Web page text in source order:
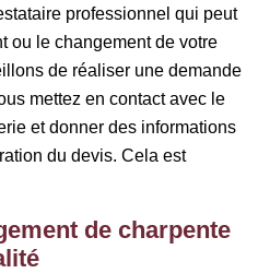
professionnel qui peut
ou le changement de votre
de réaliser une demande
mettez en contact avec le
et donner des informations
du devis. Cela est
de charpente